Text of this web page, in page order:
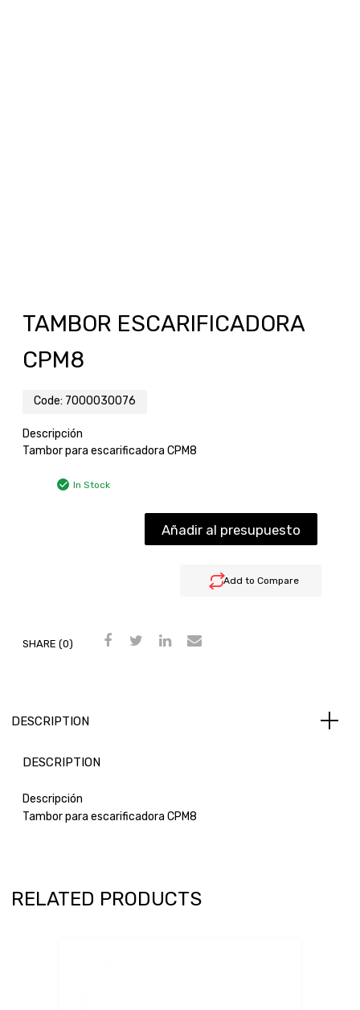
TAMBOR ESCARIFICADORA
CPM8
Code: 7000030076
Descripción
Tambor para escarificadora CPM8
In Stock
Add to Compare
Añadir al presupuesto
SHARE (0)
DESCRIPTION
DESCRIPTION
Descripción
Tambor para escarificadora CPM8
RELATED PRODUCTS